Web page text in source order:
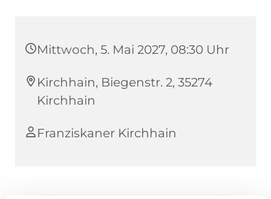
Mittwoch, 5. Mai 2027, 08:30 Uhr
Kirchhain, Biegenstr. 2, 35274
Kirchhain
Franziskaner Kirchhain